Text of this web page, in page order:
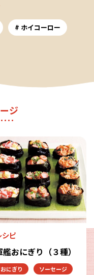
ホイコーロー
ジ
シピ
艦おにぎり（３種）
おにぎり
ソーセージ